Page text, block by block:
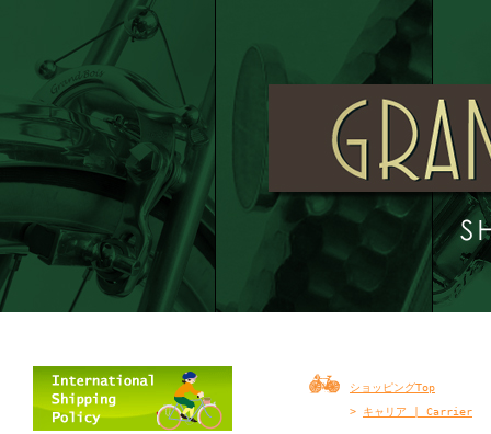
ショッピングTop
> キャリア | Carrier